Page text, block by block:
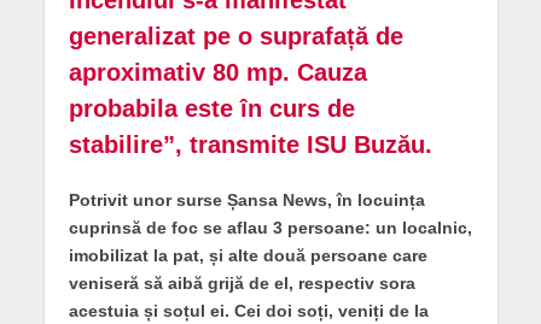
generalizat pe o suprafață de
aproximativ 80 mp. Cauza
probabila este în curs de
stabilire”, transmite ISU Buzău.
Potrivit unor surse Șansa News, în locuința
cuprinsă de foc se aflau 3 persoane: un localnic,
imobilizat la pat, și alte două persoane care
veniseră să aibă grijă de el, respectiv sora
acestuia și soțul ei. Cei doi soți, veniți de la